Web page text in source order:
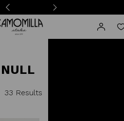
Italia®
33 Results